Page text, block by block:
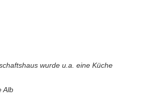
wurde u.a. eine Küche
Alb